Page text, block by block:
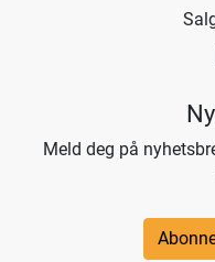
Meld deg på